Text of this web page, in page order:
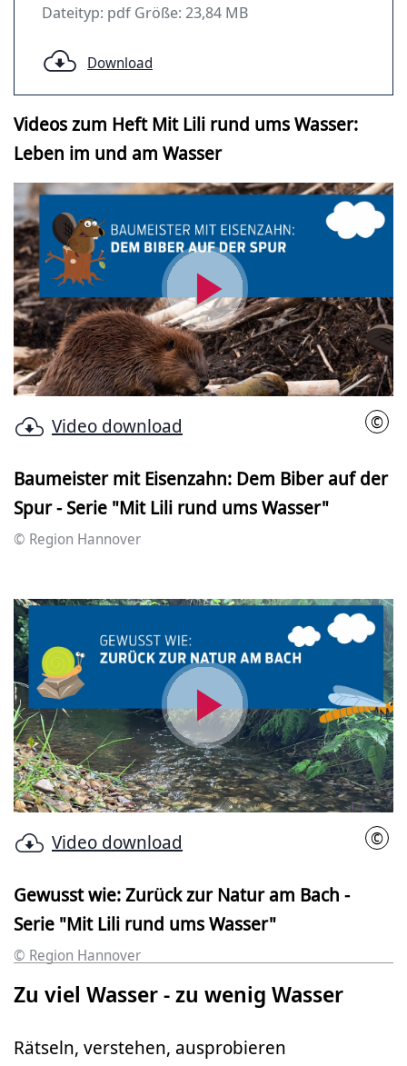
Dateityp: pdf Größe: 23,84 MB
Download
Videos zum Heft Mit Lili rund ums Wasser:
Leben im und am Wasser
Video
abspielen
©
Video download
Baumeister mit Eisenzahn: Dem Biber auf der
Spur - Serie "Mit Lili rund ums Wasser"
© Region Hannover
Video
abspielen
©
Video download
Gewusst wie: Zurück zur Natur am Bach -
Serie "Mit Lili rund ums Wasser"
© Region Hannover
Zu viel Wasser - zu wenig Wasser
Rätseln, verstehen, ausprobieren